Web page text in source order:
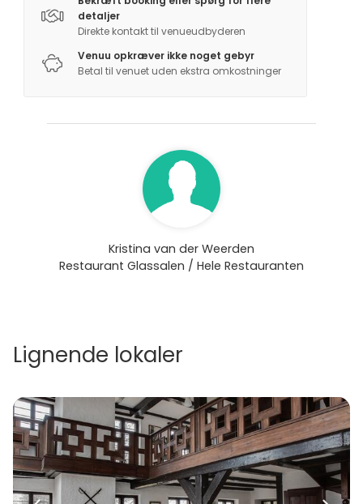
detaljer
Direkte kontakt til venueudbyderen
Venuu opkræver ikke noget gebyr
Betal til venuet uden ekstra omkostninger
Kristina van der Weerden
Restaurant Glassalen / Hele Restauranten
Lignende lokaler